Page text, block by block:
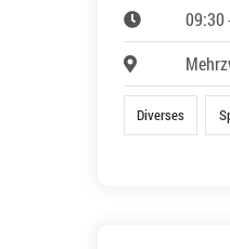
09:30
Diverses